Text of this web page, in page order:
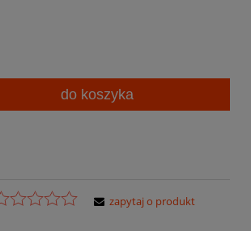
do koszyka
zapytaj o produkt